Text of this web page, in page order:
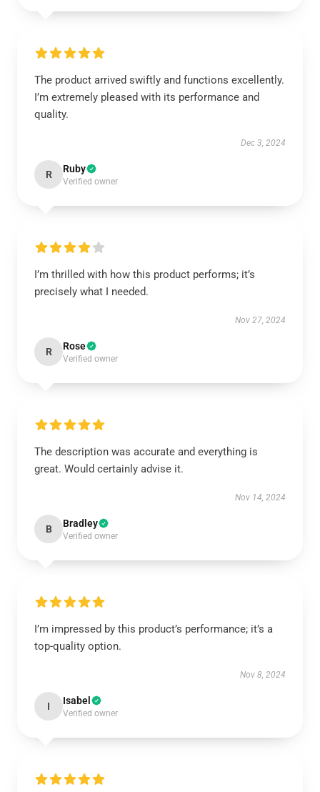
The product arrived swiftly and functions excellently.
I’m extremely pleased with its performance and
quality.
Dec 3, 2024
R Ruby
Verified owner
I’m thrilled with how this product performs; it’s
precisely what I needed.
Nov 27, 2024
R Rose
Verified owner
The description was accurate and everything is
great. Would certainly advise it.
Nov 14, 2024
B Bradley
Verified owner
I’m impressed by this product’s performance; it’s a
top-quality option.
Nov 8, 2024
I Isabel
Verified owner